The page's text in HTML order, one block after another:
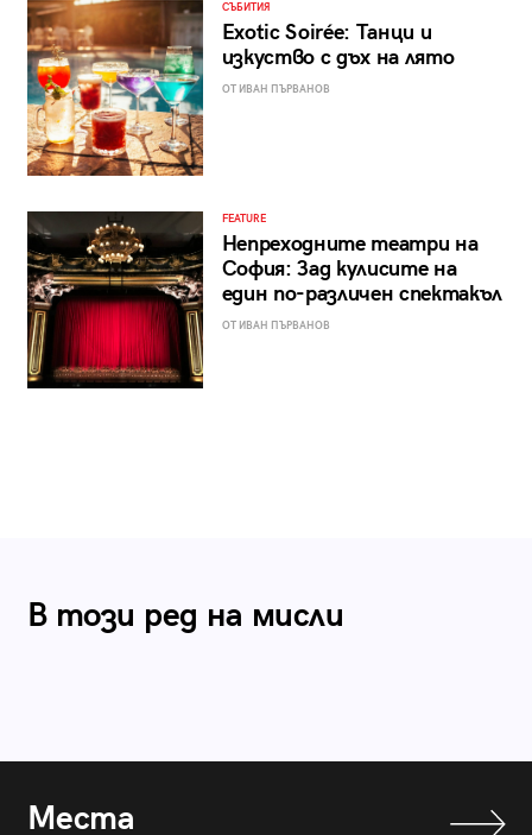
СЪБИТИЯ
Exotic Soirée: Танци и
изкуство с дъх на лято
ОТ ИВАН ПЪРВАНОВ
FEATURE
Непреходните театри на
София: Зад кулисите на
един по-различен спектакъл
ОТ ИВАН ПЪРВАНОВ
В този ред на мисли
Места